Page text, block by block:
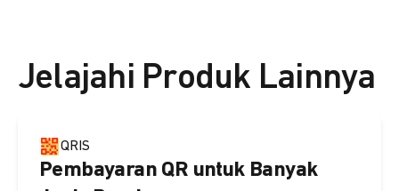
Jelajahi Produk Lainnya
QRIS
Pembayaran QR untuk Banyak